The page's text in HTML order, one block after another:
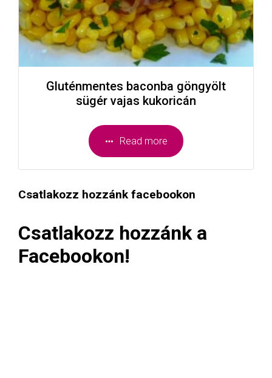
Gluténmentes baconba göngyölt
sügér vajas kukoricán
Read more
Csatlakozz hozzánk facebookon
Csatlakozz hozzánk a
Facebookon!